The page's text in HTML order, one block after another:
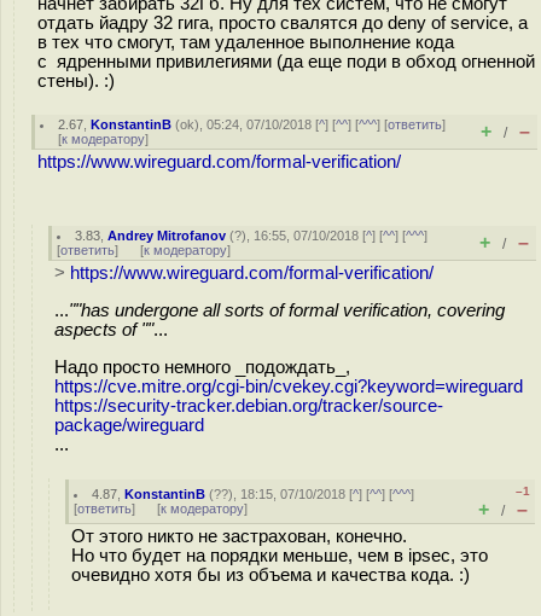
отдать йадру 32 гига, просто свалятся до deny of service, а
в тех что смогут, там удаленное выполнение кода
с ядренными привилегиями (да еще поди в обход огненной
стены). :)
2.67 ,KonstantinB (ok), 05:24, 07/10/2018 [^] [^^] [^^^] [ответить]
[к модератору] + / –
https://www.wireguard.com/formal-verification/
3.83 ,Andrey Mitrofanov (?), 16:55, 07/10/2018 [^] [^^] [^^^]
[ответить] [к модератору] + / –
> https://www.wireguard.com/formal-verification/
...""has undergone all sorts of formal verification, covering
aspects of ""...
Надо просто немного _подождать_,
https://cve.mitre.org/cgi-bin/cvekey.cgi?keyword=wireguard
https://security-tracker.debian.org/tracker/source-
package/wireguard
...
4.87 ,KonstantinB (??), 18:15, 07/10/2018 [^] [^^] [^^^]
[ответить] [к модератору]
–1
+ / –
От этого никто не застрахован, конечно.
Но что будет на порядки меньше, чем в ipsec, это
очевидно хотя бы из объема и качества кода. :)